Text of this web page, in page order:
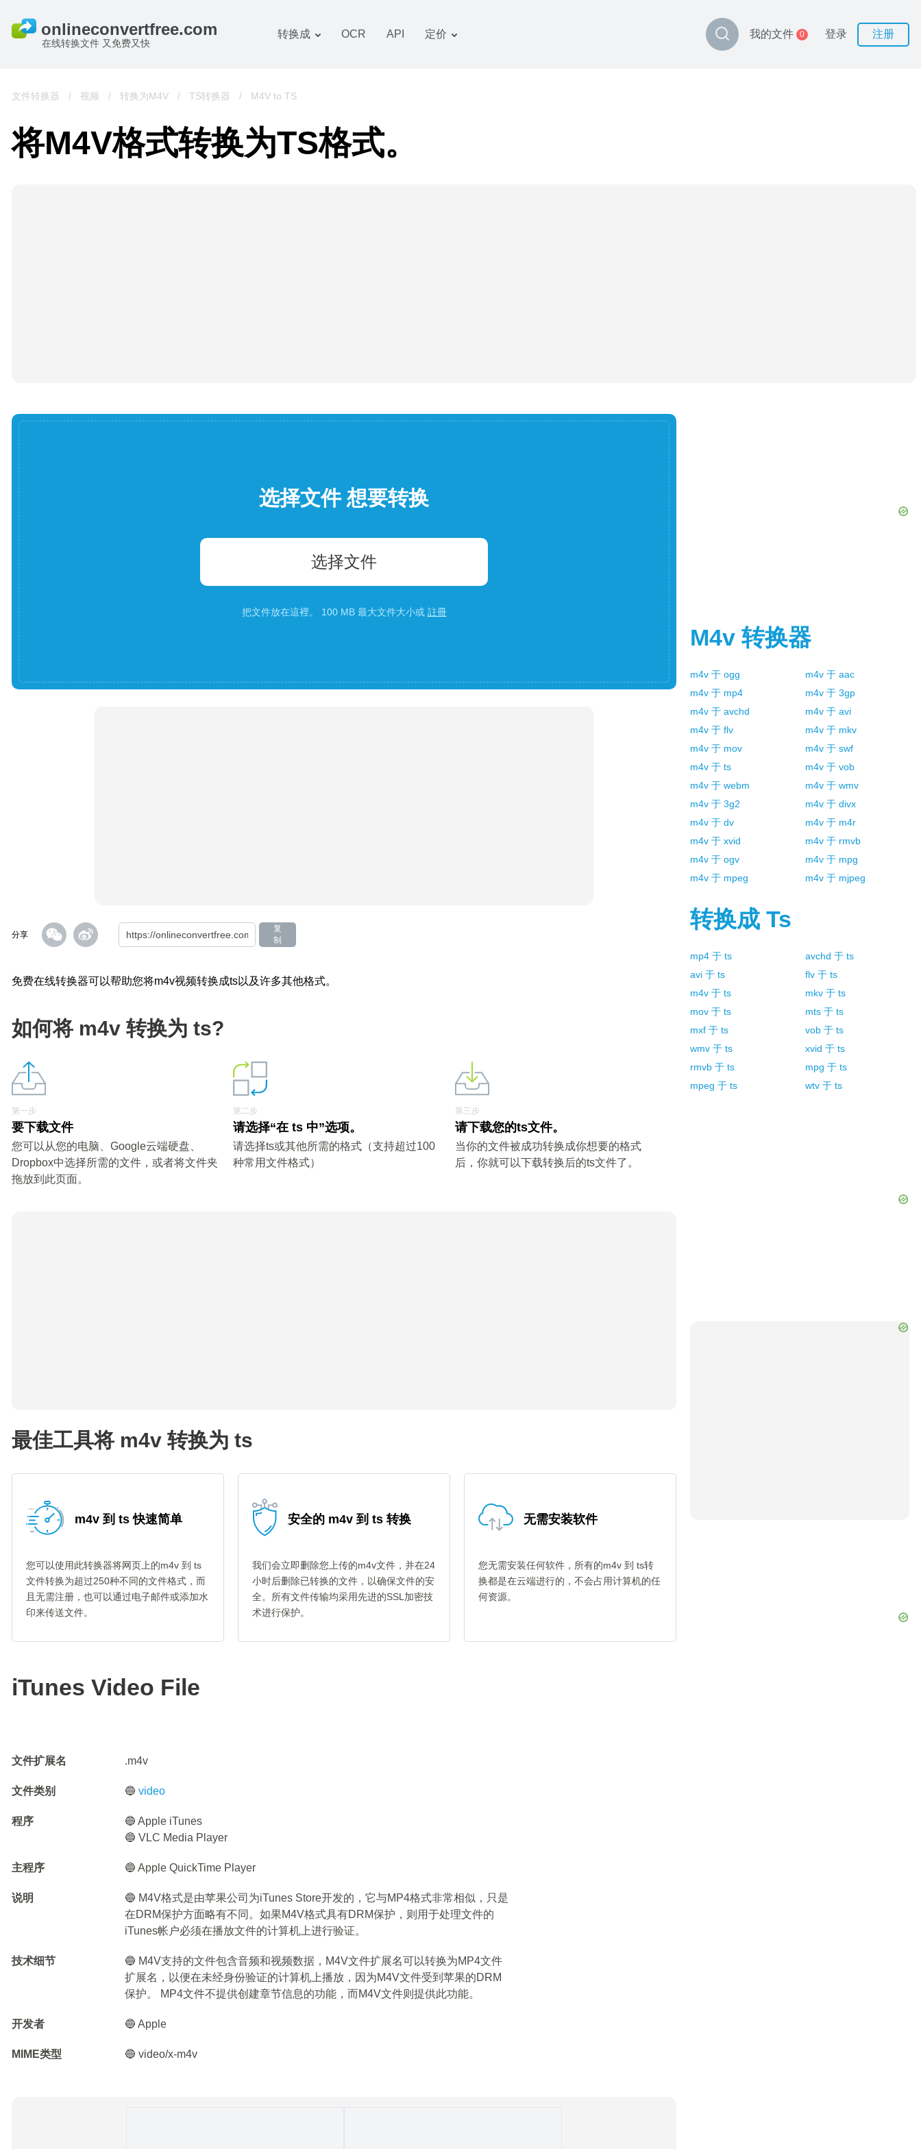
在线转换文件 又免费又快
转换成
书籍 转换器
OCR API 定价 我的文件 0 登录 注册
文件转换器 / 视频 / 转换为M4V / TS转换器 / M4V to TS
将M4V格式转换为TS格式。
选择文件 想要转换
选择文件
把文件放在這裡。 100 MB 最大文件大小或 註冊
分享
复
制
免费在线转换器可以帮助您将m4v视频转换成ts以及许多其他格式。
如何将 m4v 转换为 ts?
第一步
要下载文件
您可以从您的电脑、Google云端硬盘、
Dropbox中选择所需的文件，或者将文件夹
拖放到此页面。
第二步
请选择“在 ts 中”选项。
请选择ts或其他所需的格式（支持超过100
种常用文件格式）
第三步
请下载您的ts文件。
当你的文件被成功转换成你想要的格式
后，你就可以下载转换后的ts文件了。
最佳工具将 m4v 转换为 ts
m4v 到 ts 快速简单
您可以使用此转换器将网页上的m4v 到 ts
文件转换为超过250种不同的文件格式，而
且无需注册，也可以通过电子邮件或添加水
印来传送文件。
安全的 m4v 到 ts 转换
我们会立即删除您上传的m4v文件，并在24
小时后删除已转换的文件，以确保文件的安
全。所有文件传输均采用先进的SSL加密技
术进行保护。
无需安装软件
您无需安装任何软件，所有的m4v 到 ts转
换都是在云端进行的，不会占用计算机的任
何资源。
iTunes Video File
文件扩展名 .m4v
文件类别 🔵video
程序
🔵 Apple iTunes
🔵 VLC Media Player
主程序 🔵 Apple QuickTime Player
说明
🔵 M4V格式是由苹果公司为iTunes Store开发的，它与MP4格式非常相似，只是
在DRM保护方面略有不同。如果M4V格式具有DRM保护，则用于处理文件的
iTunes帐户必须在播放文件的计算机上进行验证。
技术细节
🔵 M4V支持的文件包含音频和视频数据，M4V文件扩展名可以转换为MP4文件
扩展名，以便在未经身份验证的计算机上播放，因为M4V文件受到苹果的DRM
保护。 MP4文件不提供创建章节信息的功能，而M4V文件则提供此功能。
开发者 🔵 Apple
MIME类型 🔵 video/x-m4v
M4v 转换器
m4v 于 ogg m4v 于 aac
m4v 于 mp4 m4v 于 3gp
m4v 于 avchd m4v 于 avi
m4v 于 flv m4v 于 mkv
m4v 于 mov m4v 于 swf
m4v 于 ts m4v 于 vob
m4v 于 webm m4v 于 wmv
m4v 于 3g2 m4v 于 divx
m4v 于 dv m4v 于 m4r
m4v 于 xvid m4v 于 rmvb
m4v 于 ogv m4v 于 mpg
m4v 于 mpeg m4v 于 mjpeg
转换成 Ts
mp4 于 ts avchd 于 ts
avi 于 ts flv 于 ts
m4v 于 ts mkv 于 ts
mov 于 ts mts 于 ts
mxf 于 ts vob 于 ts
wmv 于 ts xvid 于 ts
rmvb 于 ts mpg 于 ts
mpeg 于 ts wtv 于 ts